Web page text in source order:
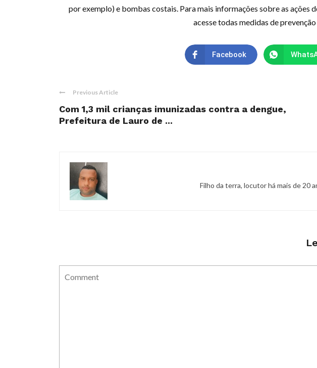
por exemplo) e bombas costais. Para mais informações sobre as ações
acesse todas medidas de
Facebook
Previous Article
Com 1,3 mil crianças imunizadas contra a dengue,
Prefeitura de Lauro de ...
Filho da terra, locutor há mais de 20